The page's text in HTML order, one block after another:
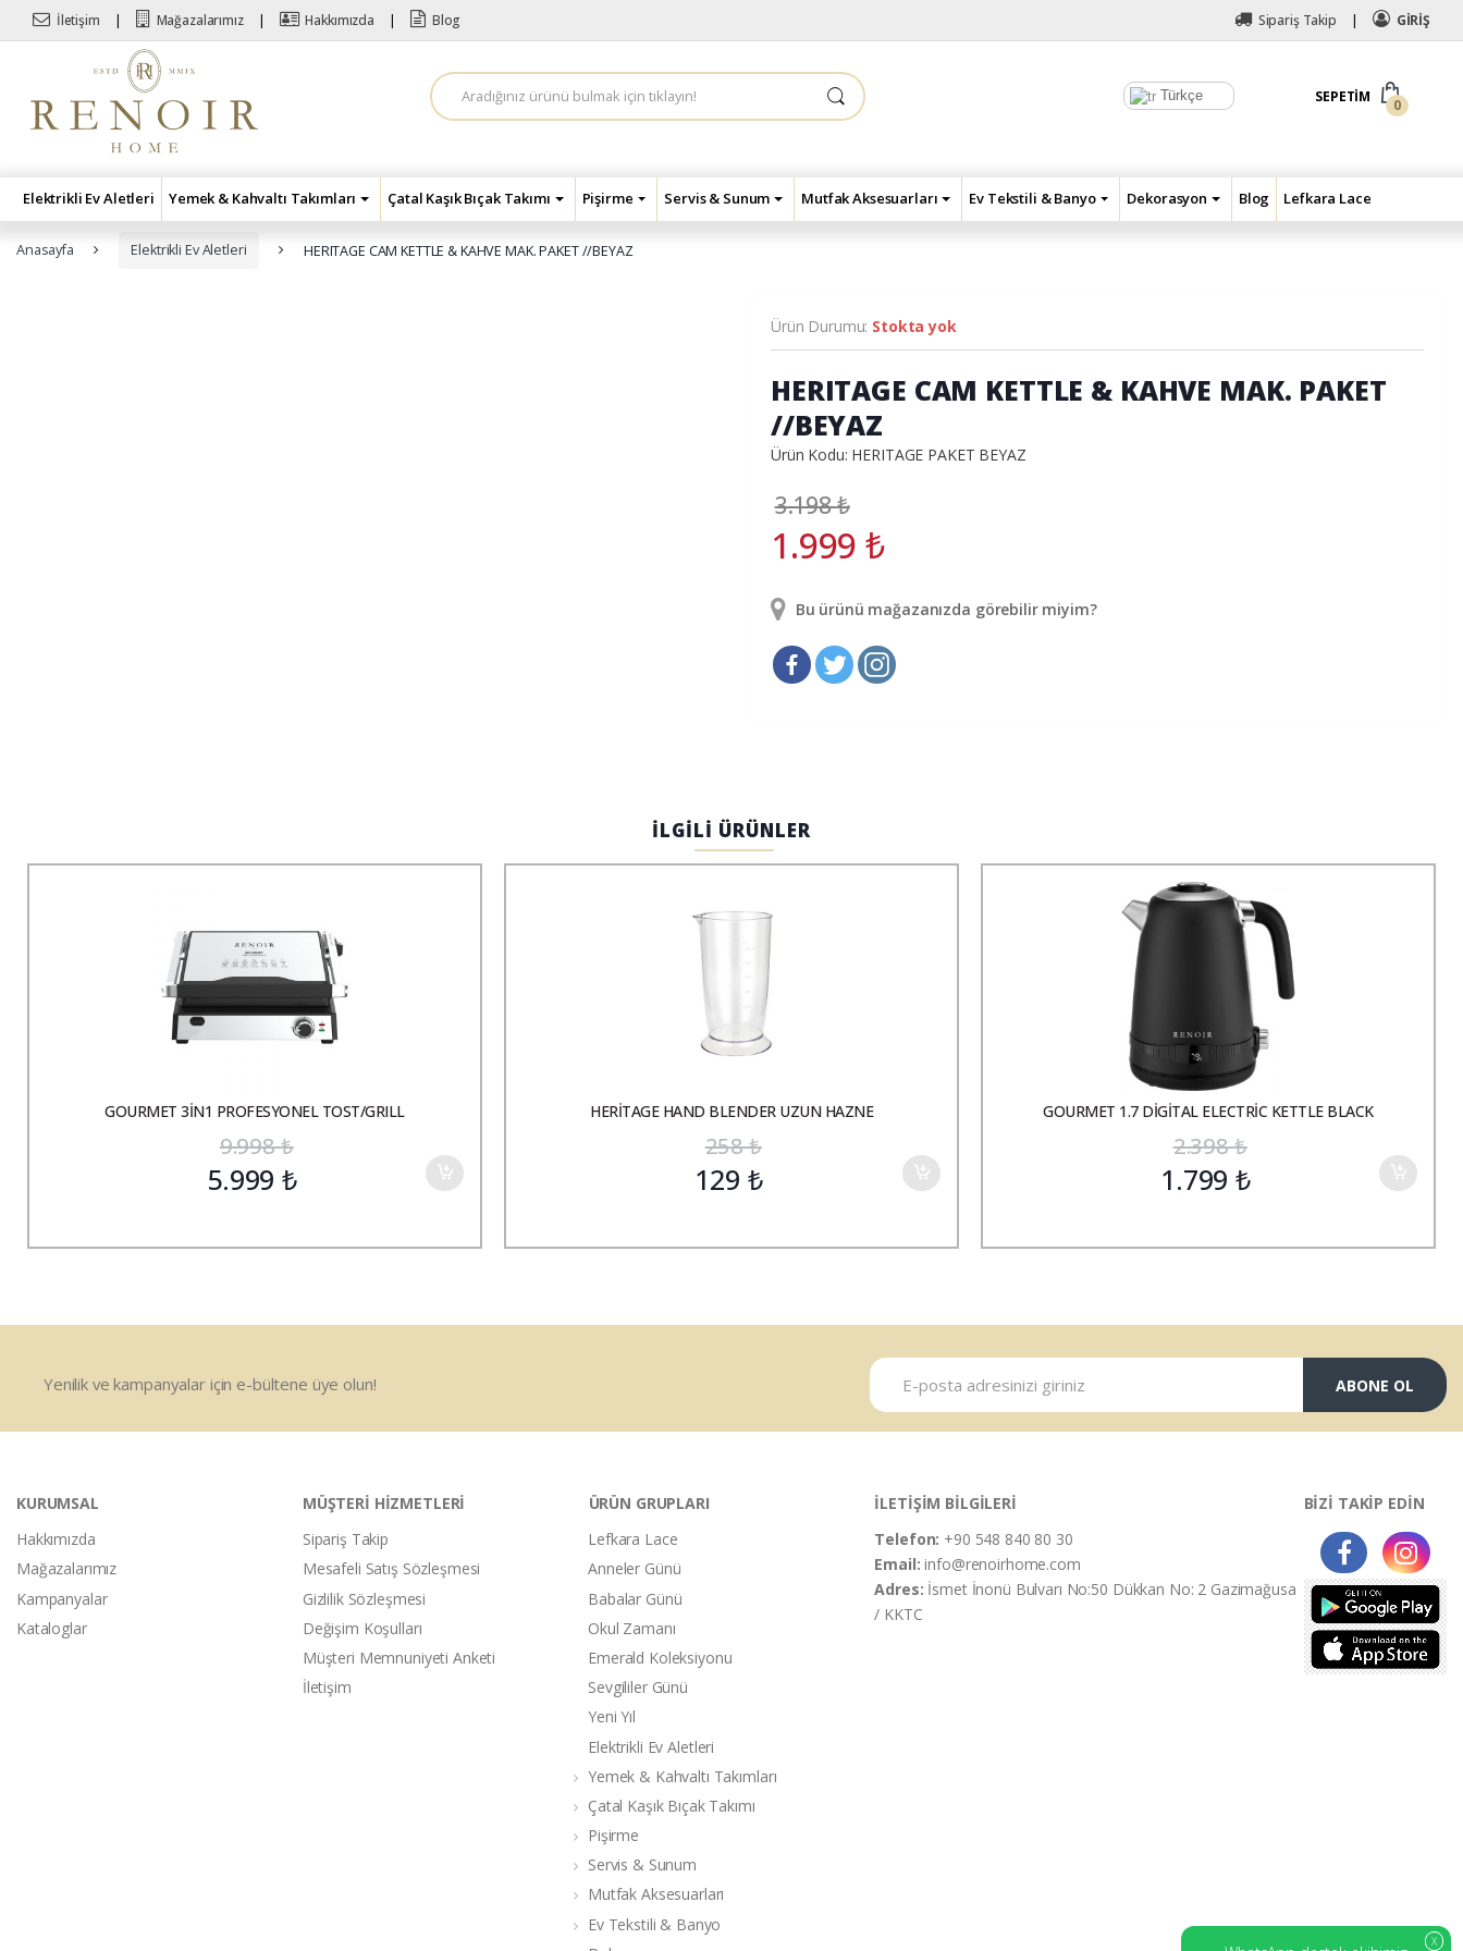
Skip to navigation
Skip to content
İletişim Mağazalarımız Hakkımızda Blog Sipariş Takip GİRİŞ
Türkçe
A
r
a
SEPETIM
0
Elektrikli Ev Aletleri Yemek & Kahvaltı Takımları Çatal Kaşık Bıçak Takımı Pişirme Servis & Sunum Mutfak Aksesuarları Ev Tekstili & Banyo Dekorasyon Blog Lefkara Lace
Anasayfa Elektrikli Ev Aletleri HERITAGE CAM KETTLE & KAHVE MAK. PAKET //BEYAZ
Ürün Durumu: Stokta yok
HERITAGE CAM KETTLE & KAHVE MAK. PAKET
//BEYAZ
Ürün Kodu: HERITAGE PAKET BEYAZ
3.198₺
1.999₺
Bu ürünü mağazanızda görebilir miyim?
İLGİLİ ÜRÜNLER
GOURMET 3İN1 PROFESYONEL TOST/GRILL
9.998₺
5.999₺
HERİTAGE HAND BLENDER UZUN HAZNE
258₺
129 ₺
GOURMET 1.7 DİGİTAL ELECTRİC KETTLE BLACK
2.398₺
1.799₺
Yenilik ve kampanyalar için e-bültene üye olun! ABONE OL
KURUMSAL
Hakkımızda
Mağazalarımız
Kampanyalar
Kataloglar
MÜŞTERİ HİZMETLERİ
Sipariş Takip
Mesafeli Satış Sözleşmesi
Gizlilik Sözleşmesi
Değişim Koşulları
Müşteri Memnuniyeti Anketi
İletişim
ÜRÜN GRUPLARI
Lefkara Lace
Anneler Günü
Babalar Günü
Okul Zamanı
Emerald Koleksiyonu
Sevgililer Günü
Yeni Yıl
Elektrikli Ev Aletleri
Yemek & Kahvaltı Takımları
Çatal Kaşık Bıçak Takımı
Pişirme
Servis & Sunum
Mutfak Aksesuarları
Ev Tekstili & Banyo
İLETİŞİM BİLGİLERİ
Telefon: +90 548 840 80 30
Email:info@renoirhome.com
Adres: İsmet İnonü Bulvarı No:50 Dükkan No: 2 Gazimağusa
/ KKTC
BİZİ TAKİP EDİN
X